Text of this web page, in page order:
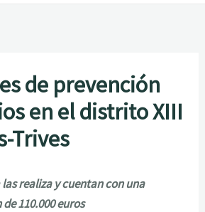
de prevención
en el distrito XIII
Trives
realiza y cuentan con una
110.000 euros